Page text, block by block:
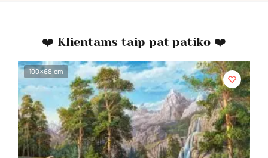
❤️ Klientams taip pat patiko ❤️
100x68 cm